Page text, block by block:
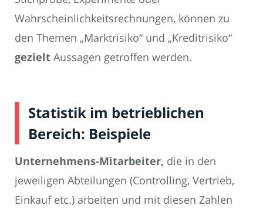
Wahrscheinlichkeitsrechnungen, können zu
den Themen „Marktrisiko“ und „Kreditrisiko“
gezielt Aussagen getroffen werden.
Statistik im betrieblichen
Bereich: Beispiele
Unternehmens-Mitarbeiter, die in den
jeweiligen Abteilungen (Controlling, Vertrieb,
Einkauf etc.) arbeiten und mit diesen Zahlen